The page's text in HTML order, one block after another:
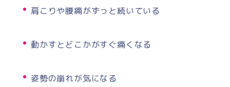
肩こりや腰痛がずっと続いている
動かすとどこかがすぐ痛くなる
姿勢の崩れが気になる